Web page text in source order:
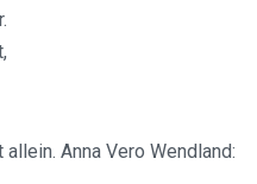
Anna Vero Wendland: